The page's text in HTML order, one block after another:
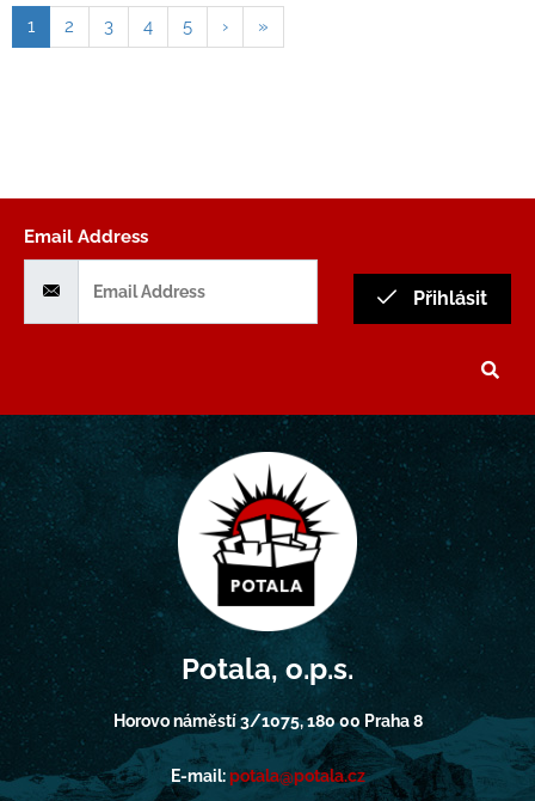
1 2 3 4 5 › »
Email Address
Přihlásit
Potala, o.p.s.
Horovo náměstí 3/1075, 180 00 Praha 8
E-mail:potala@potala.cz